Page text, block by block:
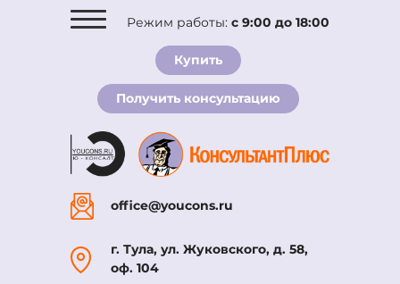
Услуги
Новости
Вакансии
Контакты
Режим работы: с 9:00 до 18:00
Купить
Получить консультацию
office@youcons.ru
г. Тула, ул. Жуковского, д. 58,
оф. 104